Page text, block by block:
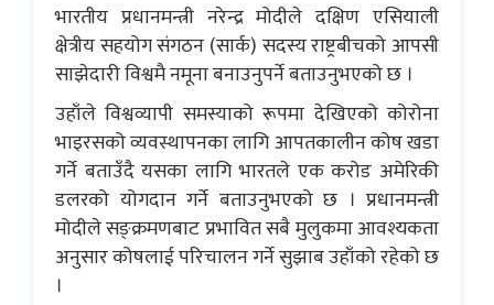
भारतीय प्रधानमन्त्री नरेन्द्र मोदीले दक्षिण एसियाली
क्षेत्रीय सहयोग संगठन (सार्क) सदस्य राष्ट्रबीचको आपसी
साझेदारी विश्वमै नमूना बनाउनुपर्ने बताउनुभएको छ ।
उहाँले विश्वव्यापी समस्याको रूपमा देखिएको कोरोना
भाइरसको व्यवस्थापनका लागि आपतकालीन कोष खडा
गर्ने बताउँदै यसका लागि भारतले एक करोड अमेरिकी
डलरको योगदान गर्ने बताउनुभएको छ । प्रधानमन्त्री
मोदीले सङ्क्रमणबाट प्रभावित सबै मुलुकमा आवश्यकता
अनुसार कोषलाई परिचालन गर्ने सुझाब उहाँको रहेको छ
।